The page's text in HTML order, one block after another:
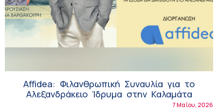
Affidea: Φιλανθρωπική Συναυλία για το
Αλεξανδράκειο Ίδρυμα στην Καλαμάτα
7 Μαΐου, 2026